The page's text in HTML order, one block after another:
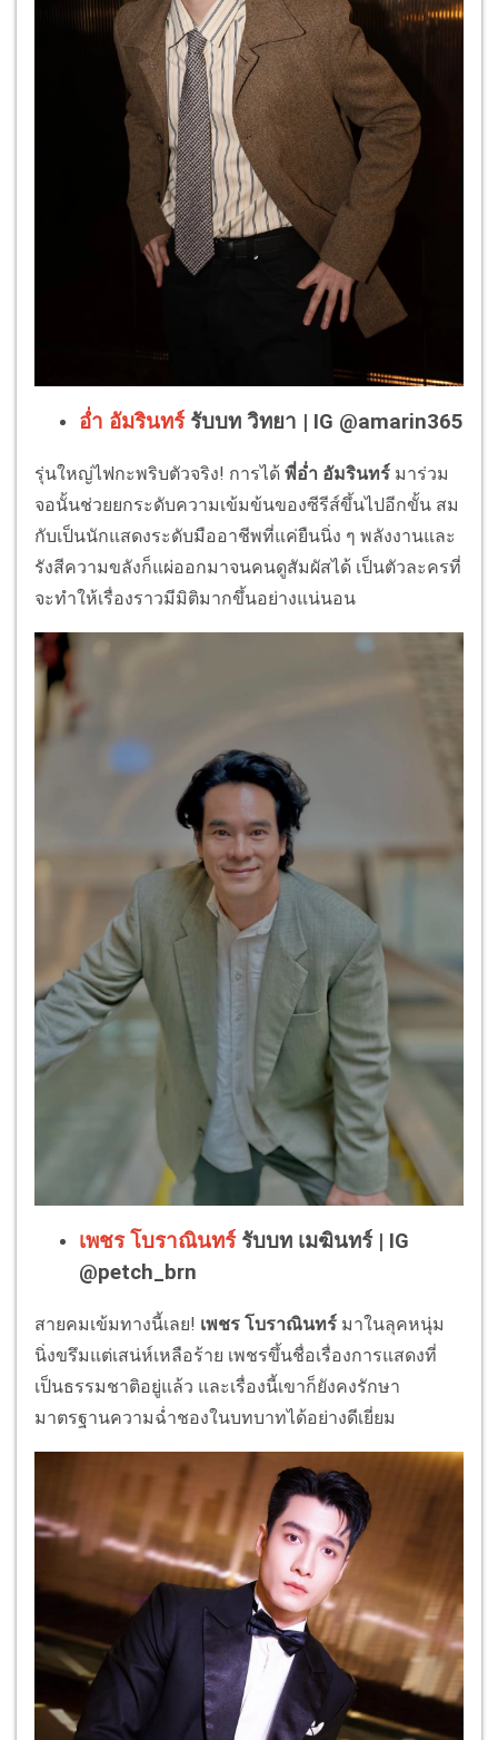
อ่ำ อัมรินทร์รับบท วิทยา | IG @amarin365
รุ่นใหญ่ไฟกะพริบตัวจริง! การได้ พี่อ่ำ อัมรินทร์ มาร่วม
จอนั้นช่วยยกระดับความเข้มข้นของซีรีส์ขึ้นไปอีกขั้น สม
กับเป็นนักแสดงระดับมืออาชีพที่แค่ยืนนิ่ง ๆ พลังงานและ
รังสีความขลังก็แผ่ออกมาจนคนดูสัมผัสได้ เป็นตัวละครที่
จะทำให้เรื่องราวมีมิติมากขึ้นอย่างแน่นอน
เพชร โบราณินทร์รับบท เมฆินทร์ | IG
@petch_brn
สายคมเข้มทางนี้เลย! เพชร โบราณินทร์ มาในลุคหนุ่ม
นิ่งขรึมแต่เสน่ห์เหลือร้าย เพชรขึ้นชื่อเรื่องการแสดงที่
เป็นธรรมชาติอยู่แล้ว และเรื่องนี้เขาก็ยังคงรักษา
มาตรฐานความฉ่ำชองในบทบาทได้อย่างดีเยี่ยม